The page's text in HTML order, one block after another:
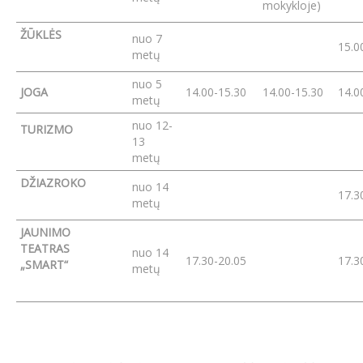
mokykloje)
ŽŪKLĖS
nuo 7
metų
JOGA
nuo 5
metų
14.00-15.30 14.00-15.30
TURIZMO
nuo 12-
13
metų
DŽIAZROKO
nuo 14
metų
JAUNIMO
TEATRAS
„SMART“
nuo 14
metų
17.30-20.05